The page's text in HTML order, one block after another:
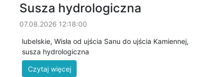
Susza hydrologiczna
07.08.2026 12:18:00
lubelskie, Wisła od ujścia Sanu do ujścia Kamiennej,
susza hydrologiczna